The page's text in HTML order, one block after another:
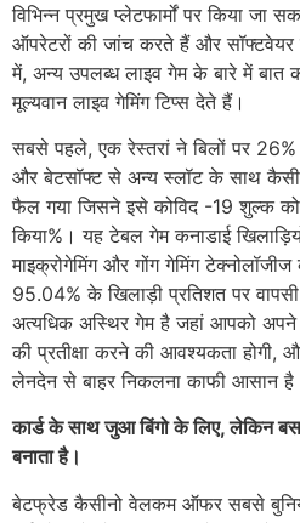
विभिन्न प्रमुख प्लेटफार्मों पर किया जा
ऑपरेटरों की जांच करते हैं और
में, अन्य उपलब्ध लाइव गेम के बारे में
मूल्यवान लाइव गेमिंग टिप्स देते हैं।
सबसे पहले, एक रेस्तरां ने बिलों पर 26%
और बेटसॉफ्ट से अन्य स्लॉट के साथ
फैल गया जिसने इसे कोविद -19 शुल्क
किया%। यह टेबल गेम कनाडाई
माइक्रोगेमिंग और गोंग गेमिंग टेक्नोलॉजीज
95.04% के खिलाड़ी प्रतिशत पर
अत्यधिक अस्थिर गेम है जहां आपको
की प्रतीक्षा करने की आवश्यकता होगी,
लेनदेन से बाहर निकलना काफी आसान
कार्ड के साथ जुआ बिंगो के लिए, लेकिन
बनाता है।
बेटफ्रेड कैसीनो वेलकम ऑफर सबसे